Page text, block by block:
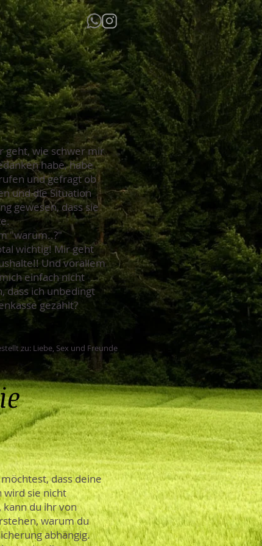
geht, wie schwer mir
habe, habe
und gefragt ob
und die Situation
gewesen, dass sie
"warum..?"
wichtig! Mir geht
Und vorallem
einfach nicht
dass ich unbedingt
gezahlt?
zu: Liebe, Sex und Freunde
dass deine
sie nicht
du ihr von
warum du
abhängig.